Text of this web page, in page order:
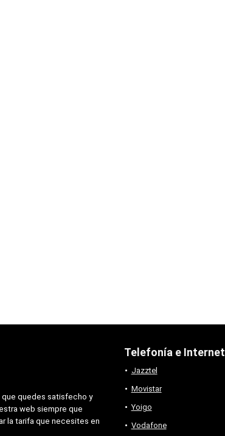
quedes satisfecho y
web siempre que
la tarifa que necesites en
Telefonía e Internet
Jazztel
Movistar
Yoigo
Vodafone